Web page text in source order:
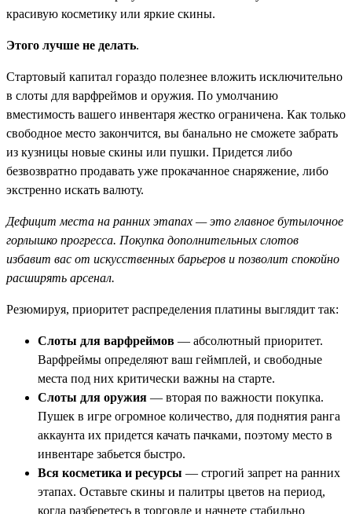
красивую косметику или яркие скины.
Этого лучше не делать.
Стартовый капитал гораздо полезнее вложить исключительно
в слоты для варфреймов и оружия. По умолчанию
вместимость вашего инвентаря жестко ограничена. Как только
свободное место закончится, вы банально не сможете забрать
из кузницы новые скины или пушки. Придется либо
безвозвратно продавать уже прокачанное снаряжение, либо
экстренно искать валюту.
Дефицит места на ранних этапах — это главное бутылочное
горлышко прогресса. Покупка дополнительных слотов
избавит вас от искусственных барьеров и позволит спокойно
расширять арсенал.
Резюмируя, приоритет распределения платины выглядит так:
Слоты для варфреймов — абсолютный приоритет.
Варфреймы определяют ваш геймплей, и свободные
места под них критически важны на старте.
Слоты для оружия — вторая по важности покупка.
Пушек в игре огромное количество, для поднятия ранга
аккаунта их придется качать пачками, поэтому место в
инвентаре забьется быстро.
Вся косметика и ресурсы — строгий запрет на ранних
этапах. Оставьте скины и палитры цветов на период,
когда разберетесь в торговле и начнете стабильно